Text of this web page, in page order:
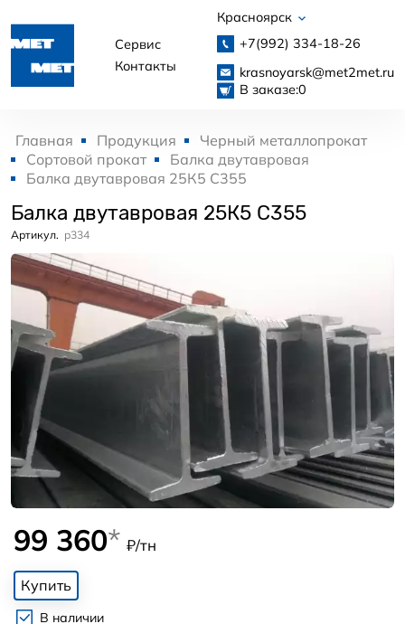
Сервис
Контакты
Красноярск
+7(992) 334-18-26
krasnoyarsk@met2met.ru
В заказе:0
Главная Продукция
Черный металлопрокат
Сортовой прокат
Балка двутавровая
Балка двутавровая 25К5 С355
Балка двутавровая 25К5 С355
Артикул. p334
99 360* ₽/тн
Купить
В наличии